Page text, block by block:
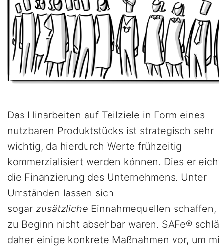
Das Hinarbeiten auf Teilziele in Form eines
nutzbaren Produktstücks ist strategisch sehr
wichtig, da hierdurch Werte frühzeitig
kommerzialisiert werden können. Dies
die Finanzierung des Unternehmens. Unter
Umständen lassen sich
sogar zusätzliche Einnahmequellen schaffen,
zu Beginn nicht absehbar waren. SAFe®
daher einige konkrete Maßnahmen vor, um